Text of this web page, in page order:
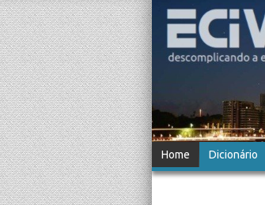
Home Dicionário